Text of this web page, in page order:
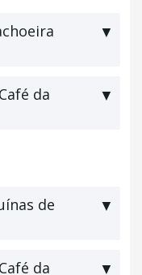
▼
da
▼
de
▼
da
▼